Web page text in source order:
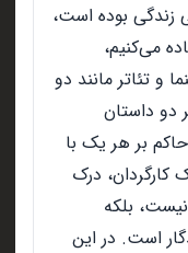
زندگی بوده است،
می‌کنیم،
و تئاتر مانند دو
دو داستان
بر هر یک با
کارگردان، درک
بلکه
است. در این